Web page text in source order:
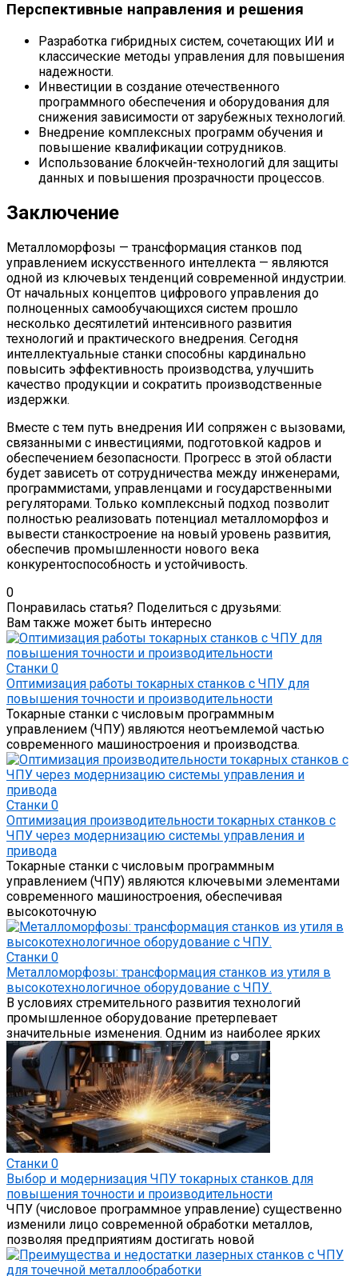
Перспективные направления и решения
Разработка гибридных систем, сочетающих ИИ и
классические методы управления для повышения
надежности.
Инвестиции в создание отечественного
программного обеспечения и оборудования для
снижения зависимости от зарубежных технологий.
Внедрение комплексных программ обучения и
повышение квалификации сотрудников.
Использование блокчейн-технологий для защиты
данных и повышения прозрачности процессов.
Заключение
Металломорфозы — трансформация станков под
управлением искусственного интеллекта — являются
одной из ключевых тенденций современной индустрии.
От начальных концептов цифрового управления до
полноценных самообучающихся систем прошло
несколько десятилетий интенсивного развития
технологий и практического внедрения. Сегодня
интеллектуальные станки способны кардинально
повысить эффективность производства, улучшить
качество продукции и сократить производственные
издержки.
Вместе с тем путь внедрения ИИ сопряжен с вызовами,
связанными с инвестициями, подготовкой кадров и
обеспечением безопасности. Прогресс в этой области
будет зависеть от сотрудничества между инженерами,
программистами, управленцами и государственными
регуляторами. Только комплексный подход позволит
полностью реализовать потенциал металломорфоз и
вывести станкостроение на новый уровень развития,
обеспечив промышленности нового века
конкурентоспособность и устойчивость.
0
Понравилась статья? Поделиться с друзьями:
Вам также может быть интересно
Станки 0
Оптимизация работы токарных станков с ЧПУ для
повышения точности и производительности
Токарные станки с числовым программным
управлением (ЧПУ) являются неотъемлемой частью
современного машиностроения и производства.
Станки 0
Оптимизация производительности токарных станков с
ЧПУ через модернизацию системы управления и
привода
Токарные станки с числовым программным
управлением (ЧПУ) являются ключевыми элементами
современного машиностроения, обеспечивая
высокоточную
Станки 0
Металломорфозы: трансформация станков из утиля в
высокотехнологичное оборудование с ЧПУ.
В условиях стремительного развития технологий
промышленное оборудование претерпевает
значительные изменения. Одним из наиболее ярких
Станки 0
Выбор и модернизация ЧПУ токарных станков для
повышения точности и производительности
ЧПУ (числовое программное управление) существенно
изменили лицо современной обработки металлов,
позволяя предприятиям достигать новой